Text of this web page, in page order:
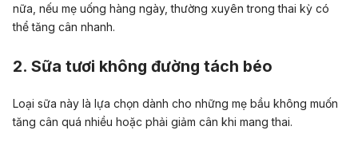
nữa, nếu mẹ uống hàng ngày, thường xuyên trong thai kỳ có
thể tăng cân nhanh.
2. Sữa tươi không đường tách béo
Loại sữa này là lựa chọn dành cho những mẹ bầu không muốn
tăng cân quá nhiều hoặc phải giảm cân khi mang thai.